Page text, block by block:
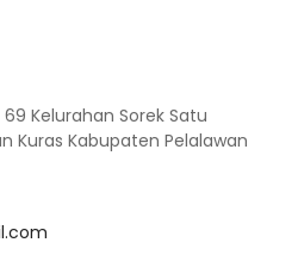
Kelurahan Sorek Satu
Kuras Kabupaten Pelalawan